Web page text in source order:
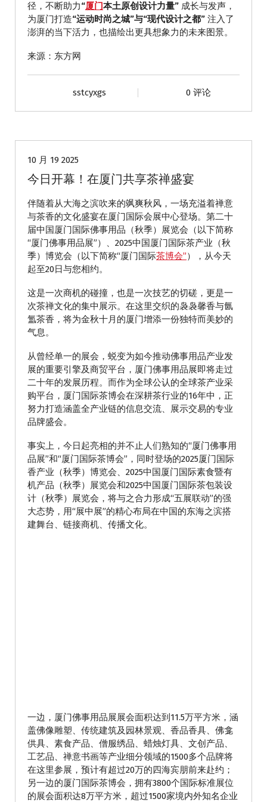
径，不断助力“厦门本土原创设计力量” 成长与发声，
为厦门打造“运动时尚之城”与“现代设计之都” 注入了
澎湃的当下活力，也描绘出更具想象力的未来图景。
来源：东方网
sstcyxgs 0 评论
10 月 19 2025
今日开幕！在厦门共享茶禅盛宴
伴随着从大海之滨吹来的飒爽秋风，一场充溢着禅意
与茶香的文化盛宴在厦门国际会展中心登场。第二十
届中国厦门国际佛事用品（秋季）展览会（以下简称
“厦门佛事用品展”）、2025中国厦门国际茶产业（秋
季）博览会（以下简称“厦门国际茶博会”），从今天
起至20日与您相约。
这是一次商机的碰撞，也是一次技艺的切磋，更是一
次茶禅文化的集中展示。在这里交织的袅袅馨香与氤
氲茶香，将为金秋十月的厦门增添一份独特而美妙的
气息。
从曾经单一的展会，蜕变为如今推动佛事用品产业发
展的重要引擎及商贸平台，厦门佛事用品展即将走过
二十年的发展历程。而作为全球公认的全球茶产业采
购平台，厦门国际茶博会在深耕茶行业的16年中，正
努力打造涵盖全产业链的信息交流、展示交易的专业
品牌盛会。
事实上，今日起亮相的并不止人们熟知的“厦门佛事用
品展”和“厦门国际茶博会”，同时登场的2025厦门国际
香产业（秋季）博览会、2025中国厦门国际素食暨有
机产品（秋季）展览会和2025中国厦门国际茶包装设
计（秋季）展览会，将与之合力形成“五展联动”的强
大态势，用“展中展”的精心布局在中国的东海之滨搭
建舞台、链接商机、传播文化。
一边，厦门佛事用品展展会面积达到11.5万平方米，涵
盖佛像雕塑、传统建筑及园林景观、香品香具、佛龛
供具、素食产品、僧服绣品、蜡烛灯具、文创产品、
工艺品、禅意书画等产业细分领域的1500多个品牌将
在这里参展，预计有超过20万的四海宾朋前来赴约；
另一边的厦门国际茶博会，拥有3800个国际标准展位
的展会面积达8万平方米，超过1500家境内外知名企业